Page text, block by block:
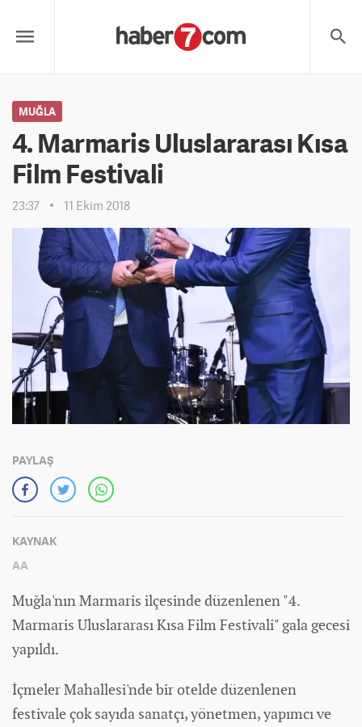
MUĞLA
4. Marmaris Uluslararası Kısa
Film Festivali
23:37 11 Ekim 2018
PAYLAŞ
KAYNAK
AA
Muğla'nın Marmaris ilçesinde düzenlenen "4.
Marmaris Uluslararası Kısa Film Festivali" gala gecesi
yapıldı.
İçmeler Mahallesi'nde bir otelde düzenlenen
festivale çok sayıda sanatçı, yönetmen, yapımcı ve